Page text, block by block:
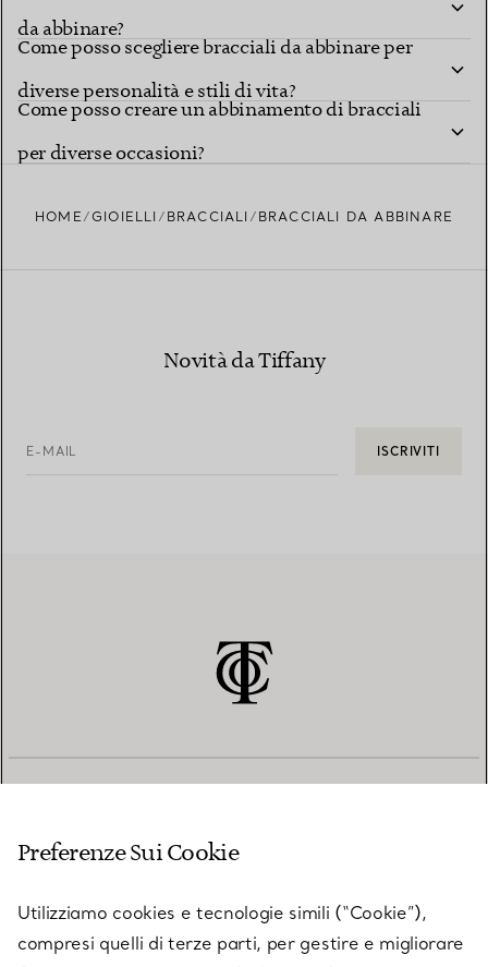
da abbinare?
Come posso scegliere bracciali da abbinare per
diverse personalità e stili di vita?
Come posso creare un abbinamento di bracciali
per diverse occasioni?
HOME GIOIELLI BRACCIALI BRACCIALI DA ABBINARE
Novità da Tiffany
E-MAIL ISCRIVITI
Preferenze Sui Cookie
Utilizziamo cookies e tecnologie simili (“Cookie”),
compresi quelli di terze parti, per gestire e migliorare